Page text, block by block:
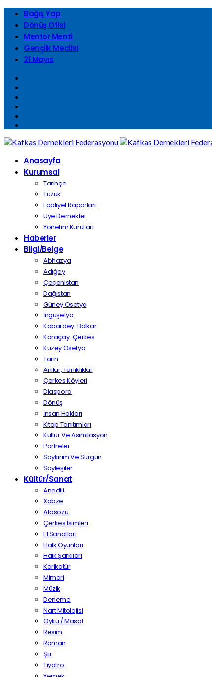
Bağış Yap
Dönüş Ofisi
Mentor Menti
Gençlik Meclisi
21 Mayıs
Anasayfa
Kurumsal
Tarihçe
Tüzük
Faaliyet Raporları
Üye Dernekler
Yönetim Kurulları
Haberler
Bilgi/Belge
Abhazya
Adığey
Çeçenistan
Dağıstan
Güney Osetya
İnguşetya
Kabardey-Balkar
Karaçay-Çerkes
Kuzey Osetya
Tarih
Anılar, Tanıklıklar
Çerkes Köyleri
Diaspora
Dönüş
İnsan Hakları
Kitap Tanıtımları
Kültür Ve Asimilasyon
Portreler
Soykırım Ve Sürgün
Söyleşiler
Kültür/Sanat
Anadili
Xabze
Atasözü
Çerkes İsimleri
El Sanatları
Halk Oyunları
Halk Şarkıları
Karikatür
Mimari
Müzik
Deneme
Nart Mitolojisi
Öykü / Masal
Resim
Roman
Şiir
Tiyatro